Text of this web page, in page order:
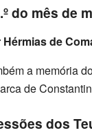
do mês de
Hérmias de
a memória
de
dos